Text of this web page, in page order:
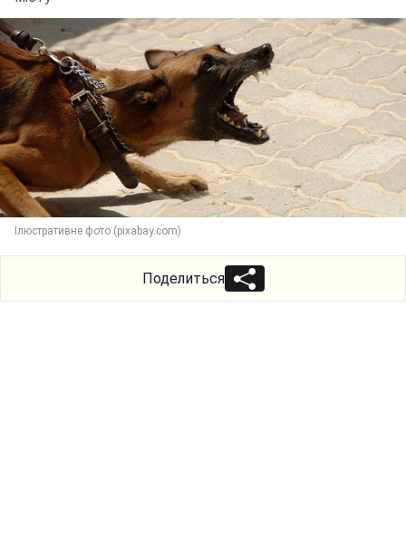
Ілюстративне фото (pixabay.com)
Поделиться